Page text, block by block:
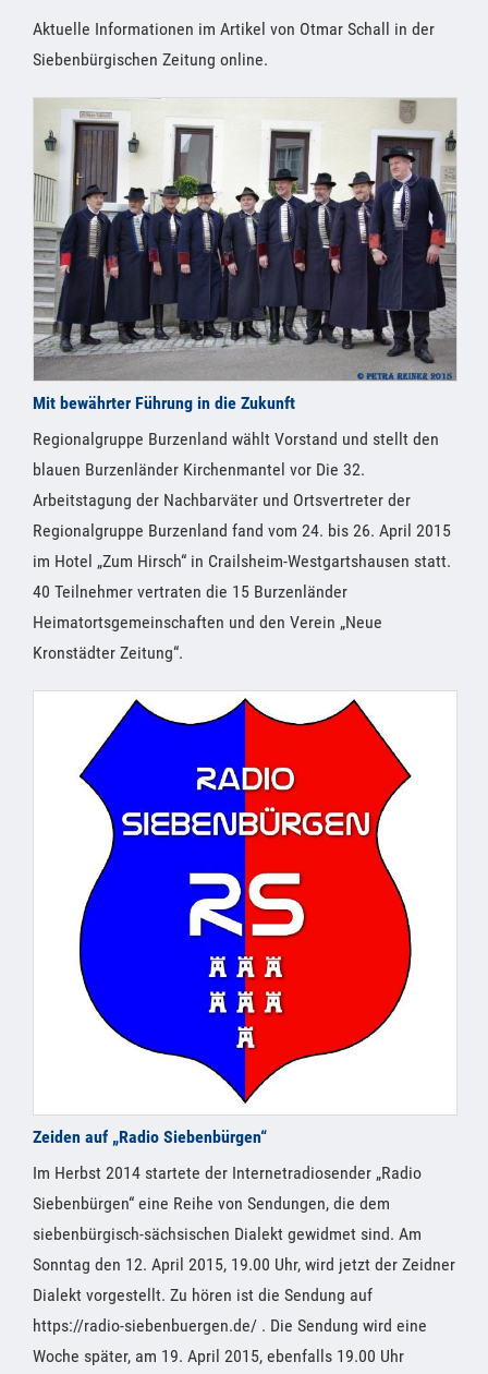
Aktuelle Informationen im Artikel von Otmar Schall in der
Siebenbürgischen Zeitung online.
Mit bewährter Führung in die Zukunft
Regionalgruppe Burzenland wählt Vorstand und stellt den
blauen Burzenländer Kirchenmantel vor Die 32.
Arbeitstagung der Nachbarväter und Ortsvertreter der
Regionalgruppe Burzenland fand vom 24. bis 26. April 2015
im Hotel „Zum Hirsch“ in Crailsheim-Westgartshausen statt.
40 Teilnehmer vertraten die 15 Burzenländer
Heimatortsgemeinschaften und den Verein „Neue
Kronstädter Zeitung“.
Zeiden auf „Radio Siebenbürgen“
Im Herbst 2014 startete der Internetradiosender „Radio
Siebenbürgen“ eine Reihe von Sendungen, die dem
siebenbürgisch-sächsischen Dialekt gewidmet sind. Am
Sonntag den 12. April 2015, 19.00 Uhr, wird jetzt der Zeidner
Dialekt vorgestellt. Zu hören ist die Sendung auf
https://radio-siebenbuergen.de/ . Die Sendung wird eine
Woche später, am 19. April 2015, ebenfalls 19.00 Uhr